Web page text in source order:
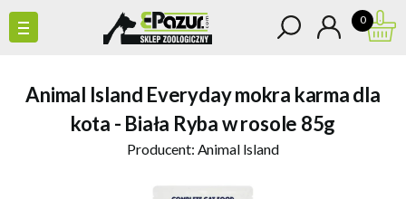
0
Animal Island Everyday mokra karma dla
kota - Biała Ryba w rosole 85g
Producent: Animal Island